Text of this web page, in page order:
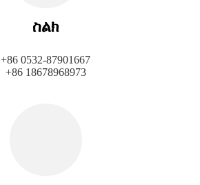
ስልክ
+86 0532-87901667
+86 18678968973